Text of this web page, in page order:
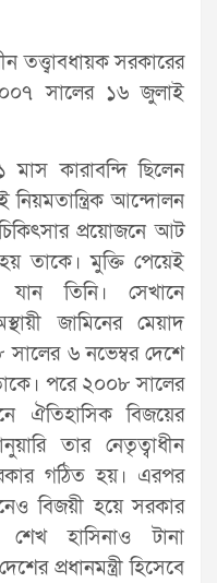
তত্ত্বাবধায়ক সরকারের
সালের ১৬ জুলাই
কারাবন্দি ছিলেন
নিয়মতান্ত্রিক আন্দোলন
প্রয়োজনে আট
তাকে। মুক্তি পেয়েই
যান তিনি। সেখানে
জামিনের মেয়াদ
৬ নভেম্বর দেশে
পরে ২০০৮ সালের
ঐতিহাসিক বিজয়ের
তার নেতৃত্বাধীন
গঠিত হয়। এরপর
বিজয়ী হয়ে সরকার
হাসিনাও টানা
প্রধানমন্ত্রী হিসেবে